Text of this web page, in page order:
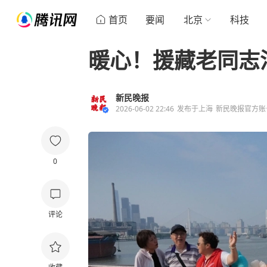
首页 要闻 北京 科技
0
评论
暖心！援藏老同
新民晚报
2026-06-02 22:46 发布于上海 新民晚报官方